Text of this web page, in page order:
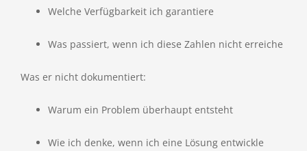
Welche Verfügbarkeit ich garantiere
Was passiert, wenn ich diese Zahlen nicht erreiche
Was er nicht dokumentiert:
Warum ein Problem überhaupt entsteht
Wie ich denke, wenn ich eine Lösung entwickle